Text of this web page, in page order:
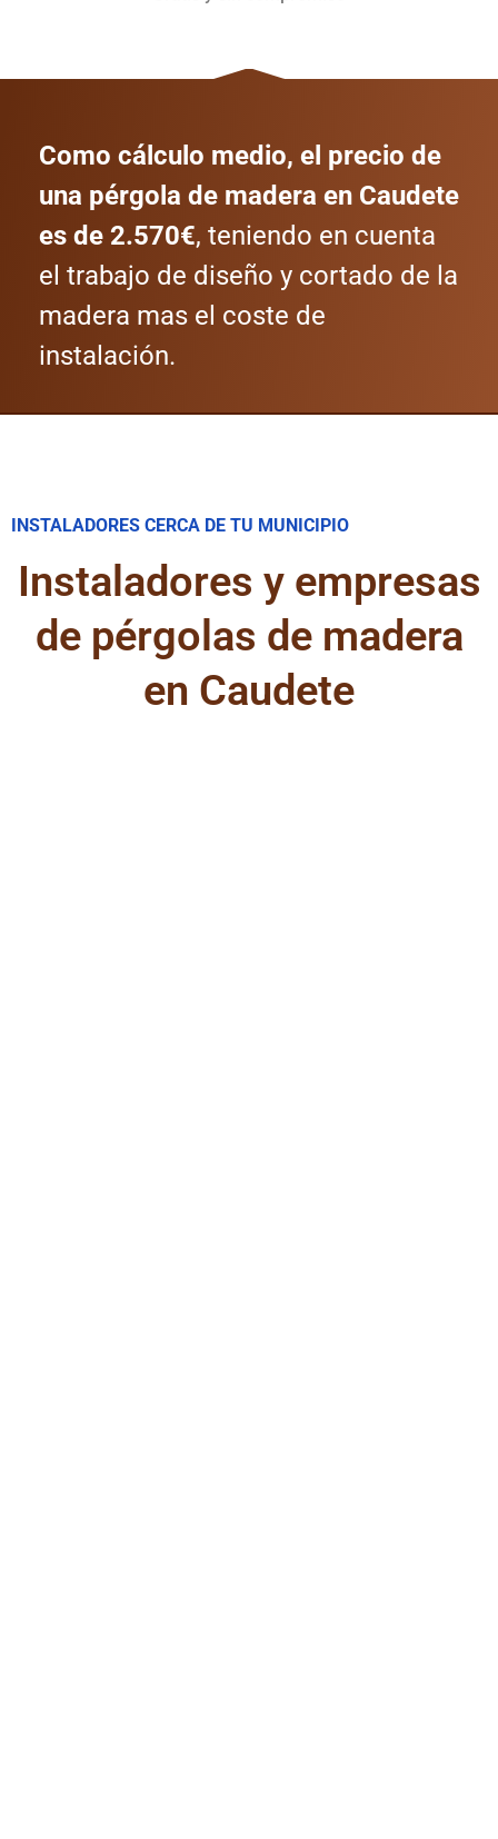
Como cálculo medio, el precio de
una pérgola de madera en Caudete
es de 2.570€, teniendo en cuenta
el trabajo de diseño y cortado de la
madera mas el coste de
instalación.
INSTALADORES CERCA DE TU MUNICIPIO
Instaladores y empresas
de pérgolas de madera
en Caudete